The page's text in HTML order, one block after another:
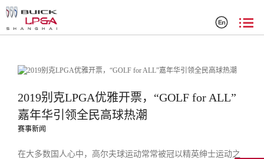
2019别克LPGA优雅开票，“GOLF for ALL”
嘉年华引领全民高球热潮
赛事新闻
在大多数国人心中，高尔夫球运动常常被冠以精英绅士运动之